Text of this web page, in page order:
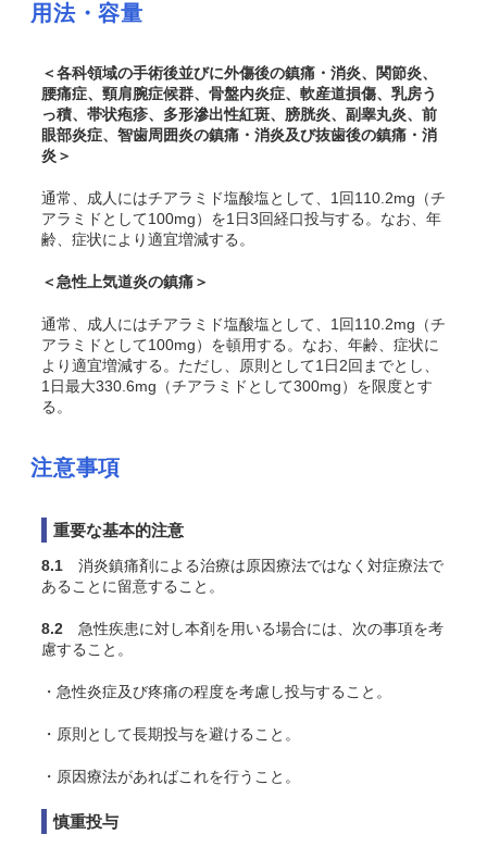
用法・容量
＜各科領域の手術後並びに外傷後の鎮痛・消炎、関節炎、
腰痛症、頸肩腕症候群、骨盤内炎症、軟産道損傷、乳房う
っ積、帯状疱疹、多形滲出性紅斑、膀胱炎、副睾丸炎、前
眼部炎症、智歯周囲炎の鎮痛・消炎及び抜歯後の鎮痛・消
炎＞
通常、成人にはチアラミド塩酸塩として、1回110.2mg（チ
アラミドとして100mg）を1日3回経口投与する。なお、年
齢、症状により適宜増減する。
＜急性上気道炎の鎮痛＞
通常、成人にはチアラミド塩酸塩として、1回110.2mg（チ
アラミドとして100mg）を頓用する。なお、年齢、症状に
より適宜増減する。ただし、原則として1日2回までとし、
1日最大330.6mg（チアラミドとして300mg）を限度とす
る。
注意事項
重要な基本的注意
8.1 消炎鎮痛剤による治療は原因療法ではなく対症療法で
あることに留意すること。
8.2 急性疾患に対し本剤を用いる場合には、次の事項を考
慮すること。
・急性炎症及び疼痛の程度を考慮し投与すること。
・原則として長期投与を避けること。
・原因療法があればこれを行うこと。
慎重投与